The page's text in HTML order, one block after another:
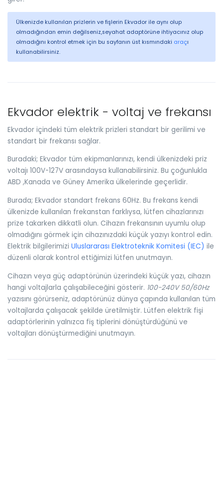
Ülkenizde kullanılan prizlerin ve fişlerin Ekvador ile aynı olup
olmadığından emin değilseniz,seyahat adaptörüne ihtiyacınız olup
olmadığını kontrol etmek için bu sayfanın üst kısmındaki araçı
kullanabilirsiniz.
Ekvador elektrik - voltaj ve frekansı
Ekvador içindeki tüm elektrik prizleri standart bir gerilimi ve
standart bir frekansı sağlar.
Buradaki; Ekvador tüm ekipmanlarınızı, kendi ülkenizdeki priz
voltajı 100V-127V arasındaysa kullanabilirsiniz. Bu çoğunlukla
ABD ,Kanada ve Güney Amerika ülkelerinde geçerlidir.
Burada; Ekvador standart frekans 60Hz. Bu frekans kendi
ülkenizde kullanılan frekanstan farklıysa, lütfen cihazlarınızı
prize takarken dikkatli olun. Cihazın frekansının uyumlu olup
olmadığını görmek için cihazınızdaki küçük yazıyı kontrol edin.
Elektrik bilgilerimizi Uluslararası Elektroteknik Komitesi (IEC) ile
düzenli olarak kontrol ettiğimizi lütfen unutmayın.
Cihazın veya güç adaptörünün üzerindeki küçük yazı, cihazın
hangi voltajlarla çalışabileceğini gösterir. 100-240V 50/60Hz
yazısını görürseniz, adaptörünüz dünya çapında kullanılan tüm
voltajlarda çalışacak şekilde üretilmiştir. Lütfen elektrik fişi
adaptörlerinin yalnızca fiş tiplerini dönüştürdüğünü ve
voltajları dönüştürmediğini unutmayın.